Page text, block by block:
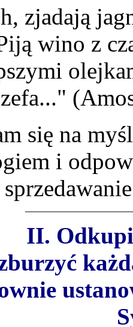
zjadają
wino z
się na
i
II.